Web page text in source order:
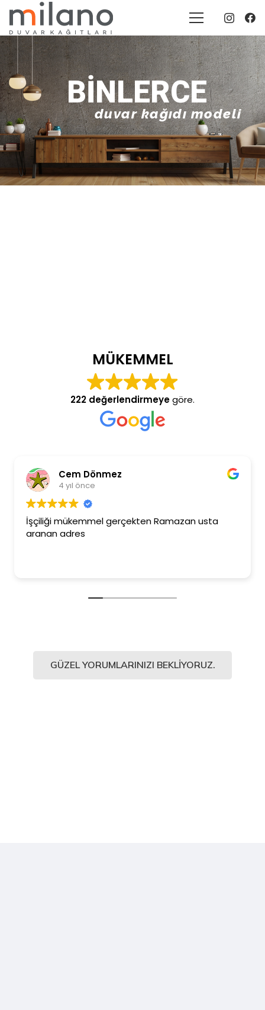
BINLERCE
duvar kağıdı modeli
MÜKEMMEL
222 değerlendirmeyegöre.
Cem Dönmez
4 yıl önce
İşçiliği mükemmel gerçekten Ramazan usta
aranan adres
GÜZEL YORUMLARINIZI BEKLIYORUZ.